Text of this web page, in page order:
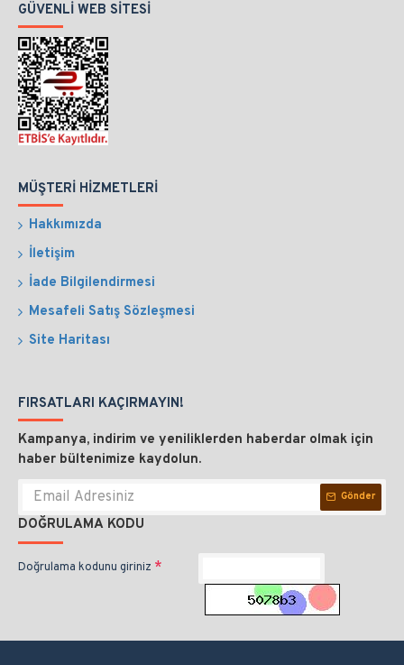
GÜVENLI WEB SITESI
MÜŞTERI HIZMETLERI
Hakkımızda
İletişim
İade Bilgilendirmesi
Mesafeli Satış Sözleşmesi
Site Haritası
FIRSATLARI KAÇIRMAYIN!
Kampanya, indirim ve yeniliklerden haberdar olmak için
haber bültenimize kaydolun.
Gönder
DOĞRULAMA KODU
Doğrulama kodunu giriniz